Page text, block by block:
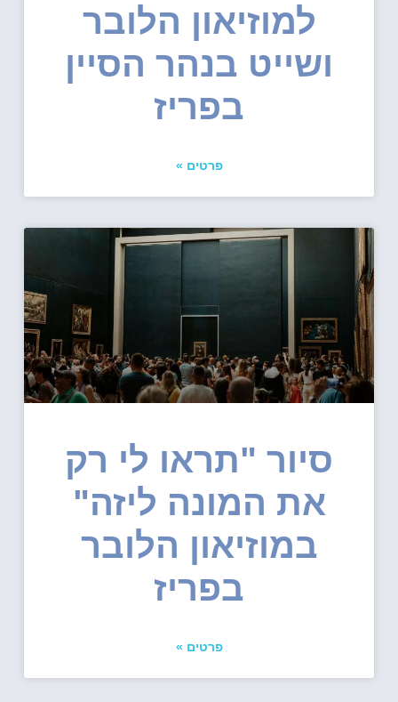
למוזיאון הלובר
ושייט בנהר הסיין
בפריז
פרטים »
סיור "תראו לי רק
את המונה ליזה"
במוזיאון הלובר
בפריז
פרטים »